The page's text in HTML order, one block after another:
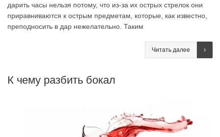
дарить часы нельзя потому, что из-за их острых стрелок они
приравниваются к острым предметам, которые, как известно,
преподносить в дар нежелательно. Таким
Читать далее
К чему разбить бокал